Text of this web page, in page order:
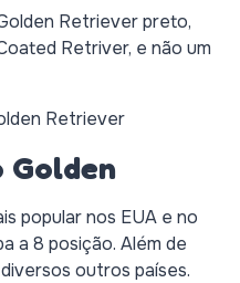
Retriever preto,
Retriver, e não um
Golden
popular nos EUA e no
a 8 posição. Além de
outros países.